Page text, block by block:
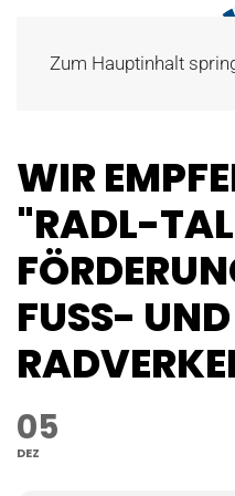
Zum Hauptinhalt
WIR
"RADL-
FUSS- UND R
05
DEZ